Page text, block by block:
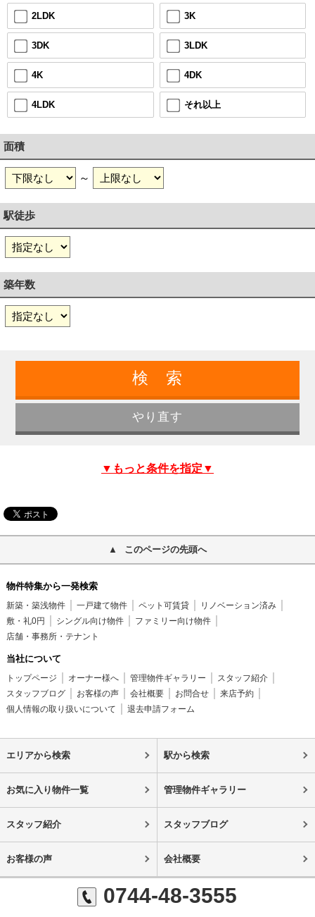
2LDK 3K
3DK 3LDK
4K 4DK
4LDK それ以上
面積
～
駅徒歩
築年数
▼もっと条件を指定▼
このページの先頭へ
物件特集から一発検索
新築・築浅物件 一戸建て物件 ペット可賃貸
リノベーション済み
敷・礼0円
シングル向け物件
ファミリー向け物件
店舗・事務所・テナント
当社について
トップページ オーナー様へ 管理物件ギャラリー
スタッフ紹介
スタッフブログ
お客様の声 会社概要 お問合せ
来店予約
個人情報の取り扱いについて
退去申請フォーム
エリアから検索 駅から検索
お気に入り物件一覧 管理物件ギャラリー
スタッフ紹介 スタッフブログ
お客様の声 会社概要
0744-48-3555